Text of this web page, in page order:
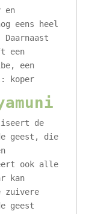
en
eens heel
een
een
koper
de
geest, die
ook alle
kan
zuivere
geest